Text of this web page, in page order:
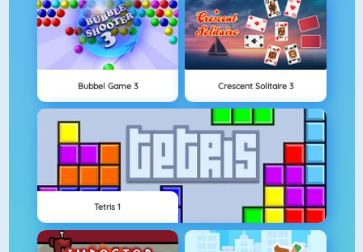
Bubbel Game 3 Crescent Solitaire 3
Tetris 1